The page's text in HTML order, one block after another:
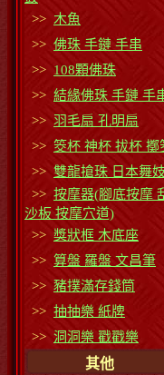
>> 木魚
>> 佛珠 手鏈 手串
>> 108顆佛珠
>> 結緣佛珠 手鏈 手
>> 羽毛扇 孔明扇
>> 筊杯 神杯 拔杯 擲
>> 雙龍搶珠 日本舞
>> 按摩器(腳底按摩
沙板 按摩穴道)
>> 獎狀框 木底座
>> 算盤 羅盤 文昌筆
>> 豬撲滿存錢筒
>> 抽抽樂 紙牌
>> 洞洞樂 戳戳樂
其他